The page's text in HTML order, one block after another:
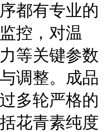
都有专业的
控，对温
等关键参数
调整。成品
多轮严格的
花青素纯度